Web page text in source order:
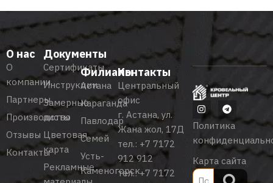
О нас
О
компании
Партнеры
Производство
Отзывы
Контакты
Документы
Сертификаты
Инструкции
Замерные
листы
Цветовая
карта
Рекламные
Филиалы
Астана
Караганда
Павлодар
Семей
Усть-
Каменогорск
Контакты
Центральный
офис
г. Астана, ул.
Жана жол, 17Д
тел.: +7 7172
912 912
тел.:+7 7172
Политика
Карта сайта